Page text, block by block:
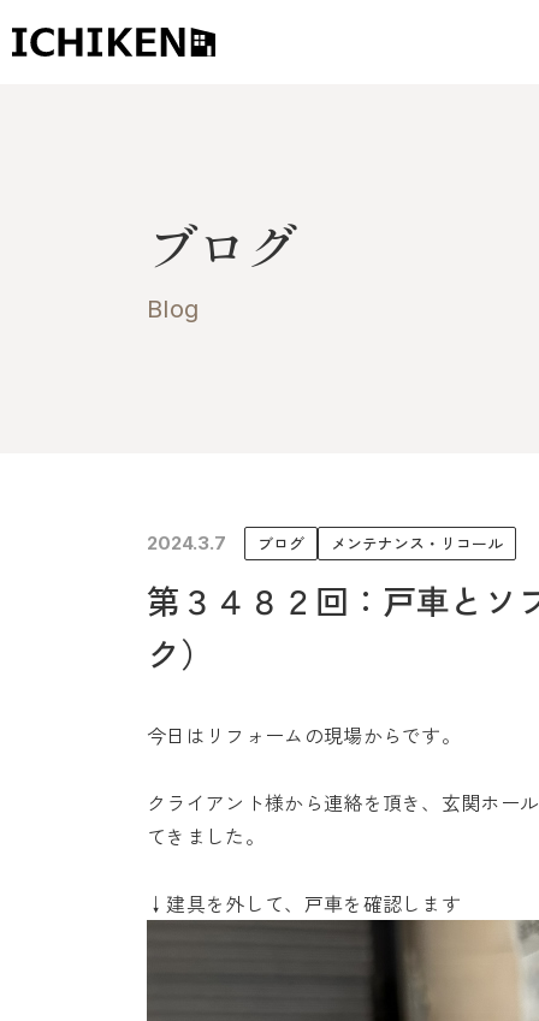
未来に住み継ぐ平屋
ブログ
Blog
2024.3.7 ブログ メンテナンス・リコール
第３４８２回：戸車とソ
ク）
今日はリフォームの現場からです。
クライアント様から連絡を頂き、玄関ホー
てきました。
↓建具を外して、戸車を確認します